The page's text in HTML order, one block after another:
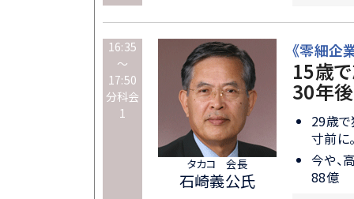
16:35
～
17:50
分科会
1
タカコ 会長
石崎義公氏
《零細企
15歳
30年
29歳で
寸前に
今や、
88億